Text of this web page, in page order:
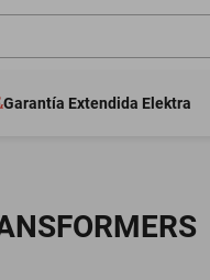
Garantía Extendida Elektra